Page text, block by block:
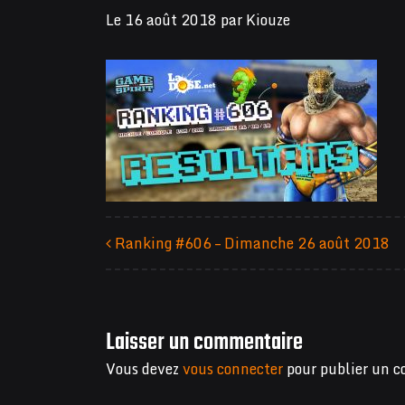
Le 16 août 2018 parKiouze
Ranking #606 – Dimanche 26 août 2018
Laisser un commentaire
Vous devezvous connecterpour publier un